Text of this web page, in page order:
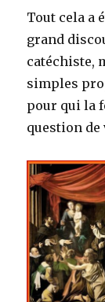
Tout cela a
grand
catéchiste,
simples
pour qui la
question de